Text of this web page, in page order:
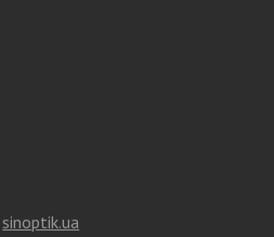
sinoptik.ua